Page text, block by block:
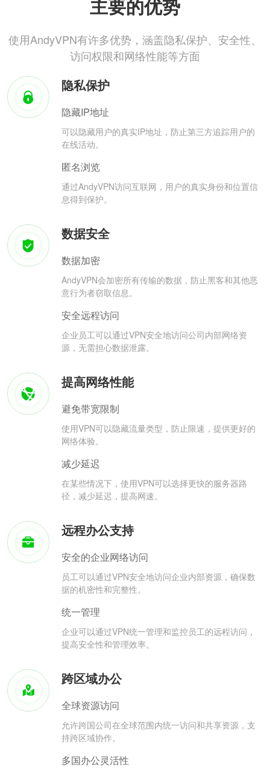
主要的优势
使用AndyVPN有许多优势，涵盖隐私保护、安全性、
访问权限和网络性能等方面
隐私保护
隐藏IP地址
可以隐藏用户的真实IP地址，防止第三方追踪用户的
在线活动。
匿名浏览
通过AndyVPN访问互联网，用户的真实身份和位置信
息得到保护。
数据安全
数据加密
AndyVPN会加密所有传输的数据，防止黑客和其他恶
意行为者窃取信息。
安全远程访问
企业员工可以通过VPN安全地访问公司内部网络资
源，无需担心数据泄露。
提高网络性能
避免带宽限制
使用VPN可以隐藏流量类型，防止限速，提供更好的
网络体验。
减少延迟
在某些情况下，使用VPN可以选择更快的服务器路
径，减少延迟，提高网速。
远程办公支持
安全的企业网络访问
员工可以通过VPN安全地访问企业内部资源，确保数
据的机密性和完整性。
统一管理
企业可以通过VPN统一管理和监控员工的远程访问，
提高安全性和管理效率。
跨区域办公
全球资源访问
允许跨国公司在全球范围内统一访问和共享资源，支
持跨区域协作。
多国办公灵活性